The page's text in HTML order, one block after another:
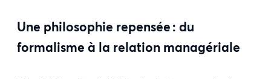
Une philosophie repensée : du
formalisme à la relation managériale